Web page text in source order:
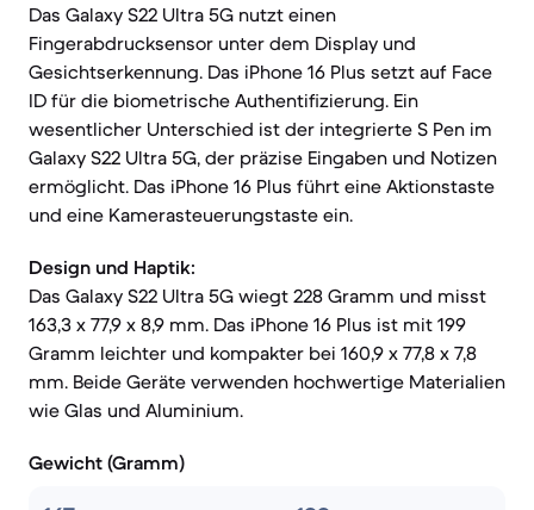
Das Galaxy S22 Ultra 5G nutzt einen
Fingerabdrucksensor unter dem Display und
Gesichtserkennung. Das iPhone 16 Plus setzt auf Face
ID für die biometrische Authentifizierung. Ein
wesentlicher Unterschied ist der integrierte S Pen im
Galaxy S22 Ultra 5G, der präzise Eingaben und Notizen
ermöglicht. Das iPhone 16 Plus führt eine Aktionstaste
und eine Kamerasteuerungstaste ein.
Design und Haptik:
Das Galaxy S22 Ultra 5G wiegt 228 Gramm und misst
163,3 x 77,9 x 8,9 mm. Das iPhone 16 Plus ist mit 199
Gramm leichter und kompakter bei 160,9 x 77,8 x 7,8
mm. Beide Geräte verwenden hochwertige Materialien
wie Glas und Aluminium.
Gewicht (Gramm)